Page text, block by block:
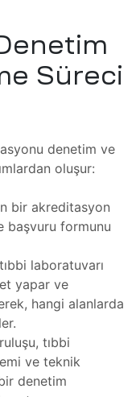
Süreci
denetim ve
oluşur:
bir akreditasyon
başvuru formunu
laboratuvarı
yapar ve
hangi alanlarda
tıbbi
ve teknik
denetim